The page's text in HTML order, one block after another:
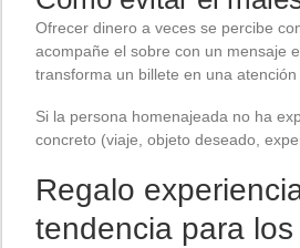
Ofrecer dinero a veces se percibe
acompañe el sobre con un mensaje
transforma un billete en una
Si la persona homenajeada no ha
concreto (viaje, objeto deseado,
Regalo
tendencia para